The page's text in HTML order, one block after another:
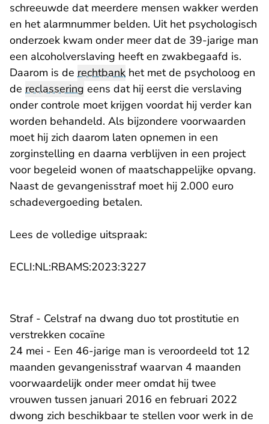
schreeuwde dat meerdere mensen wakker werden
en het alarmnummer belden. Uit het psychologisch
onderzoek kwam onder meer dat de 39-jarige man
een alcoholverslaving heeft en zwakbegaafd is.
Daarom is de rechtbank het met de psycholoog en
de reclassering eens dat hij eerst die verslaving
onder controle moet krijgen voordat hij verder kan
worden behandeld. Als bijzondere voorwaarden
moet hij zich daarom laten opnemen in een
zorginstelling en daarna verblijven in een project
voor begeleid wonen of maatschappelijke opvang.
Naast de gevangenisstraf moet hij 2.000 euro
schadevergoeding betalen.
Lees de volledige uitspraak:
ECLI:NL:RBAMS:2023:3227
Straf - Celstraf na dwang duo tot prostitutie en
verstrekken cocaïne
24 mei - Een 46-jarige man is veroordeeld tot 12
maanden gevangenisstraf waarvan 4 maanden
voorwaardelijk onder meer omdat hij twee
vrouwen tussen januari 2016 en februari 2022
dwong zich beschikbaar te stellen voor werk in de